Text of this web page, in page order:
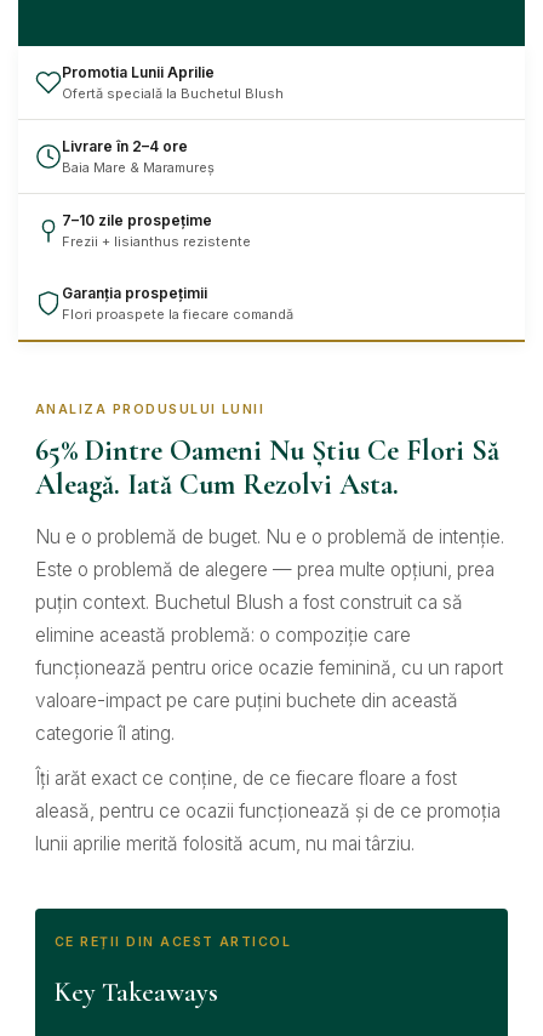
Promotia Lunii Aprilie
Ofertă specială la Buchetul Blush
Livrare în 2–4 ore
Baia Mare & Maramureș
7–10 zile prospețime
Frezii + lisianthus rezistente
Garanția prospețimii
Flori proaspete la fiecare comandă
ANALIZA PRODUSULUI LUNII
65% Dintre Oameni Nu Știu Ce Flori Să
Aleagă. Iată Cum Rezolvi Asta.
Nu e o problemă de buget. Nu e o problemă de intenție.
Este o problemă de alegere — prea multe opțiuni, prea
puțin context. Buchetul Blush a fost construit ca să
elimine această problemă: o compoziție care
funcționează pentru orice ocazie feminină, cu un raport
valoare-impact pe care puțini buchete din această
categorie îl ating.
Îți arăt exact ce conține, de ce fiecare floare a fost
aleasă, pentru ce ocazii funcționează și de ce promoția
lunii aprilie merită folosită acum, nu mai târziu.
CE REȚII DIN ACEST ARTICOL
Key Takeaways